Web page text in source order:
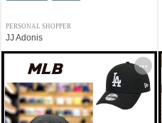
PERSONAL SHOPPER
JJ Adonis